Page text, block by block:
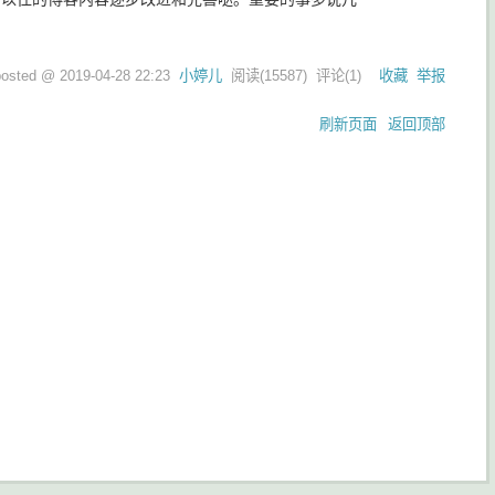
@ 2019-04-28 22:23 小婷儿 阅读(15587) 评论(1) 收藏 举报
刷新页面 返回顶部